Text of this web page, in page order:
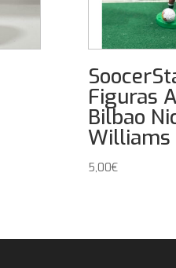
Figuras
Bilbao
Williams
5,00€